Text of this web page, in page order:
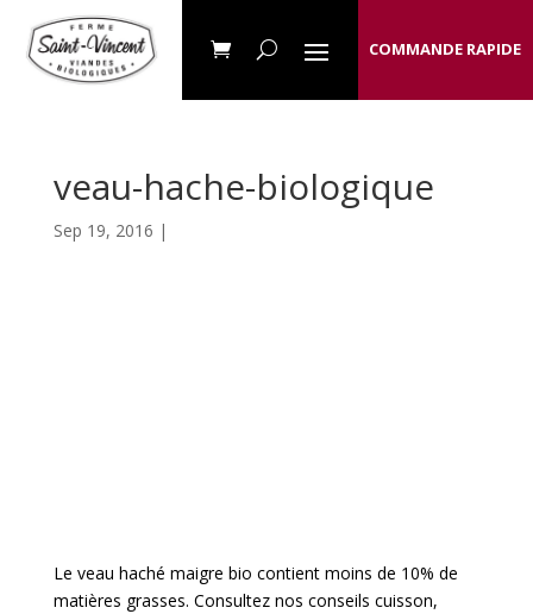
COMMANDE RAPIDE
veau-hache-biologique
Sep 19, 2016 |
Le veau haché maigre bio contient moins de 10% de
matières grasses. Consultez nos conseils cuisson,